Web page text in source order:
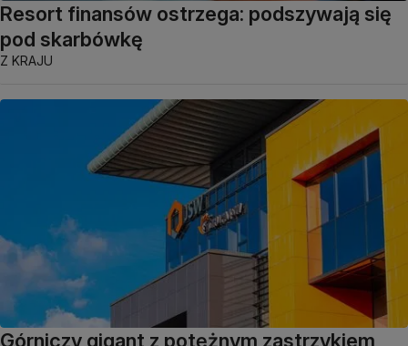
Resort finansów ostrzega: podszywają się
pod skarbówkę
Z KRAJU
Górniczy gigant z potężnym zastrzykiem